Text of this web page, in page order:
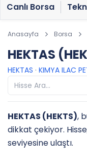
Canlı Borsa
Anasayfa Borsa
HEKTAS
HEKTAS · KIMYA ILAC
HEKTAS (HEKTS),
dikkat çekiyor.
seviyesine ulaştı.